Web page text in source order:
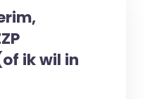
ik wil in